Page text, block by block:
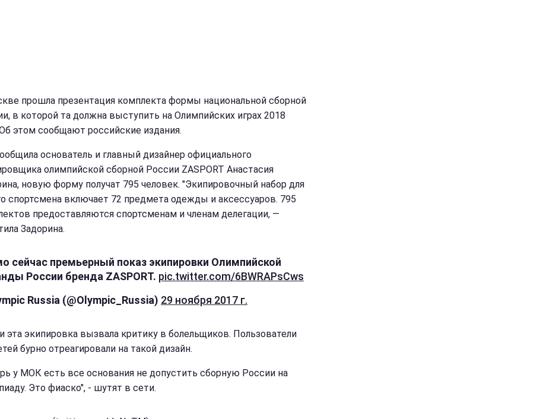
прошла презентация комплекта формы национальной сборной
в которой та должна выступить на Олимпийских играх 2018
Об этом сообщают российские издания.
основатель и главный дизайнер официального
олимпийской сборной России ZASPORT Анастасия
новую форму получат 795 человек. "Экипировочный набор для
спортсмена включает 72 предмета одежды и аксессуаров. 795
предоставляются спортсменам и членам делегации, —
Задорина.
сейчас премьерный показ экипировки Олимпийской
России бренда ZASPORT. pic.twitter.com/6BWRAPsCws
Russia (@Olympic_Russia) 29 ноября 2017 г.
эта экипировка вызвала критику в болельщиков. Пользователи
бурно отреагировали на такой дизайн.
у МОК есть все основания не допустить сборную России на
Это фиаско", - шутят в сети.